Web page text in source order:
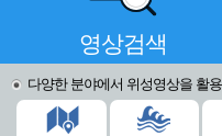
영상검색
다양한 분야에서 위성영상을 활